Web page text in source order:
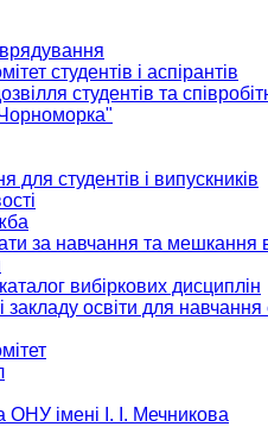
студентів і аспірантів
студентів та
студентів і випускників
за навчання та мешкання
вибіркових дисциплін
закладу освіти для
імені І. І. Мечникова